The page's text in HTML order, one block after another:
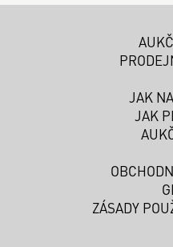
JAK
JAK
ZÁSADY